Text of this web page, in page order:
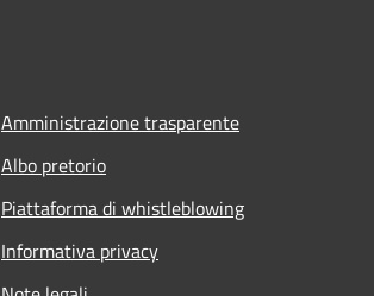
Amministrazione trasparente
Albo pretorio
Piattaforma di whistleblowing
Informativa privacy